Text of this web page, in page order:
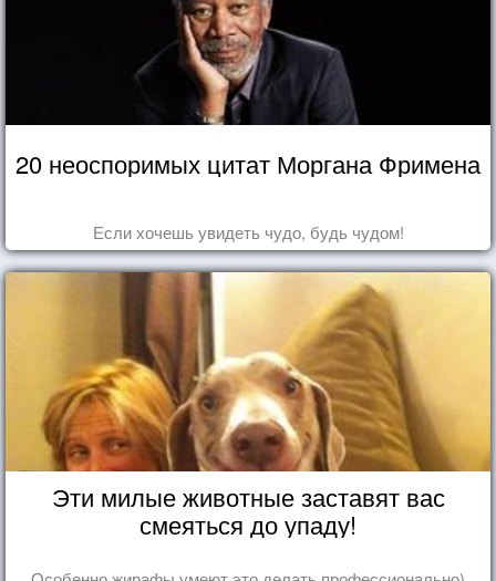
20 неоспоримых цитат Моргана Фримена
Если хочешь увидеть чудо, будь чудом!
Эти милые животные заставят вас
смеяться до упаду!